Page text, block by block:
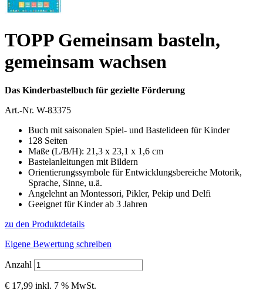
TOPP Gemeinsam basteln,
gemeinsam wachsen
Das Kinderbastelbuch für gezielte Förderung
Art.-Nr. W-83375
Buch mit saisonalen Spiel- und Bastelideen für Kinder
128 Seiten
Maße (L/B/H): 21,3 x 23,1 x 1,6 cm
Bastelanleitungen mit Bildern
Orientierungssymbole für Entwicklungsbereiche Motorik,
Sprache, Sinne, u.ä.
Angelehnt an Montessori, Pikler, Pekip und Delfi
Geeignet für Kinder ab 3 Jahren
zu den Produktdetails
Eigene Bewertung schreiben
Anzahl
€ 17,99 inkl. 7 % MwSt.